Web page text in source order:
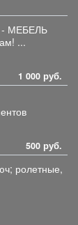
МЕБЕЛЬ
...
1 000 руб.
500 руб.
ролетные,